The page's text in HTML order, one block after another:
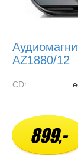
AZ1880/12
CD:
899,-